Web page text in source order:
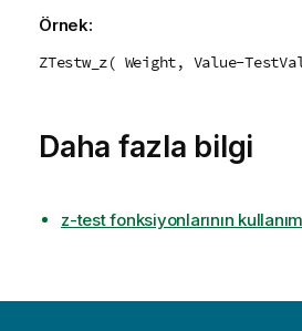
Örnek:
ZTestw_z( Weight, Value-
Daha fazla bilgi
z-test fonksiyonlarının